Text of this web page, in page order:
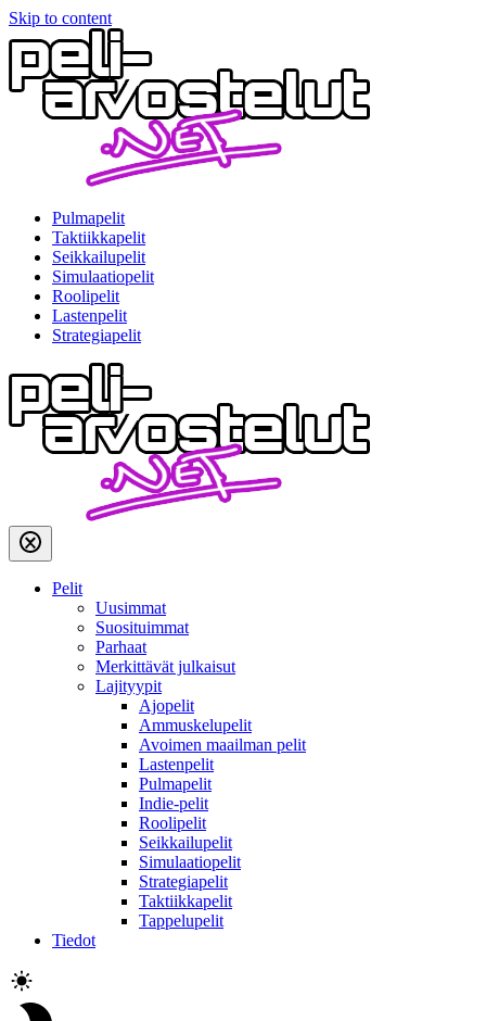
Skip to content
Pulmapelit
Taktiikkapelit
Seikkailupelit
Simulaatiopelit
Roolipelit
Lastenpelit
Strategiapelit
Pelit
Uusimmat
Suosituimmat
Parhaat
Merkittävät julkaisut
Lajityypit
Ajopelit
Ammuskelupelit
Avoimen maailman pelit
Lastenpelit
Pulmapelit
Indie-pelit
Roolipelit
Seikkailupelit
Simulaatiopelit
Strategiapelit
Taktiikkapelit
Tappelupelit
Tiedot